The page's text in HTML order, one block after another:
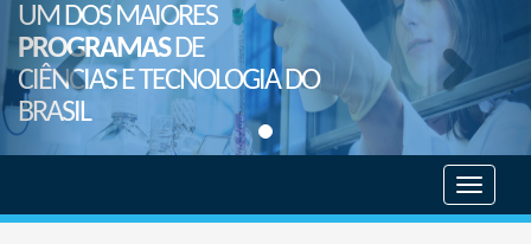
UM DOS MAIORES
PROGRAMASDE
CIÊNCIAS E TECNOLOGIA DO
BRASIL
menu